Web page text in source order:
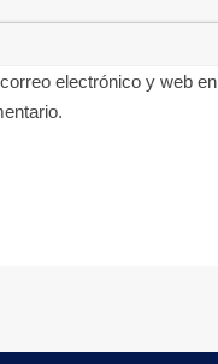
electrónico y web